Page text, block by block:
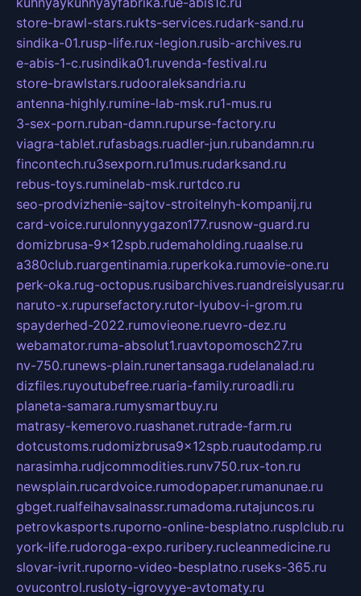
store-brawl-stars.rukts-services.rudark-sand.ru
sindika-01.rusp-life.rux-legion.rusib-archives.ru
e-abis-1-c.rusindika01.ruvenda-festival.ru
store-brawlstars.rudooraleksandria.ru
antenna-highly.rumine-lab-msk.ru1-mus.ru
3-sex-porn.ruban-damn.rupurse-factory.ru
viagra-tablet.rufasbags.ruadler-jun.rubandamn.ru
fincontech.ru3sexporn.ru1mus.rudarksand.ru
rebus-toys.ruminelab-msk.rurtdco.ru
seo-prodvizhenie-sajtov-stroitelnyh-kompanij.ru
card-voice.rurulonnyygazon177.rusnow-guard.ru
domizbrusa-9x12spb.rudemaholding.ruaalse.ru
a380club.ruargentinamia.ruperkoka.rumovie-one.ru
perk-oka.rug-octopus.rusibarchives.ruandreislyusar.ru
naruto-x.rupursefactory.rutor-lyubov-i-grom.ru
spayderhed-2022.rumovieone.ruevro-dez.ru
webamator.ruma-absolut1.ruavtopomosch27.ru
nv-750.runews-plain.runertansaga.rudelanalad.ru
dizfiles.ruyoutubefree.ruaria-family.ruroadli.ru
planeta-samara.rumysmartbuy.ru
matrasy-kemerovo.ruashanet.rutrade-farm.ru
dotcustoms.rudomizbrusa9x12spb.ruautodamp.ru
narasimha.rudjcommodities.runv750.rux-ton.ru
newsplain.rucardvoice.rumodopaper.rumanunae.ru
gbget.rualfeihavsalnassr.rumadoma.rutajuncos.ru
petrovkasports.ruporno-online-besplatno.rusplclub.ru
york-life.rudoroga-expo.ruribery.rucleanmedicine.ru
slovar-ivrit.ruporno-video-besplatno.ruseks-365.ru
ovucontrol.rusloty-igrovyye-avtomaty.ru